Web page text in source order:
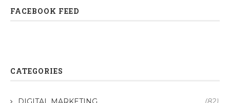
FACEBOOK FEED
CATEGORIES